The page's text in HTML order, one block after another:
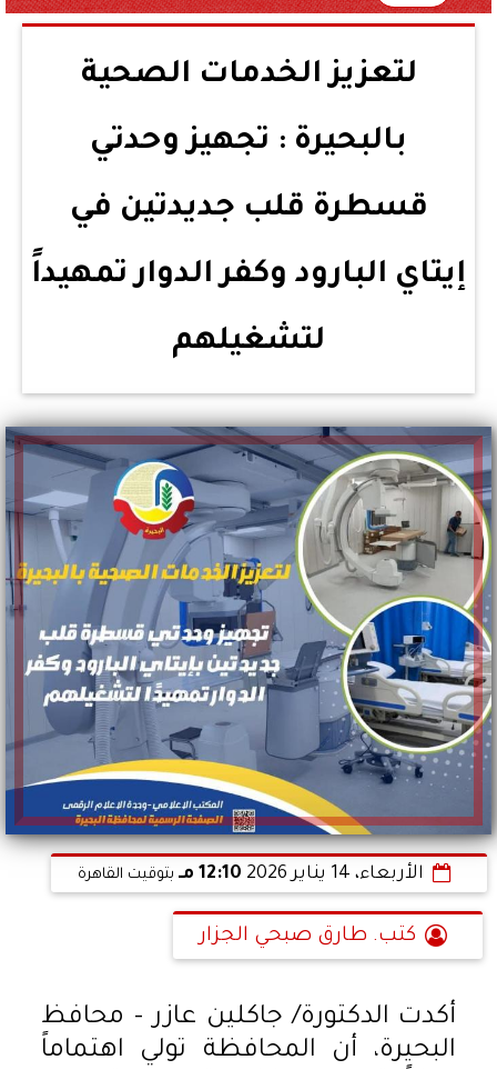
لتعزيز الخدمات الصحية
بالبحيرة : تجهيز وحدتي
قسطرة قلب جديدتين في
إيتاي البارود وكفر الدوار تمهيداً
لتشغيلهم
الأربعاء، 14 يناير 2026 12:10 مـ بتوقيت القاهرة
كتب. طارق صبحي الجزار
أكدت الدكتورة/ جاكلين عازر – محافظ
البحيرة، أن المحافظة تولي اهتماماً